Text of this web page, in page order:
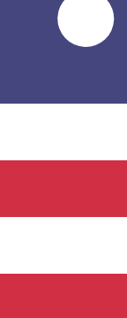
Nous
Connectez-
Convertir Sol